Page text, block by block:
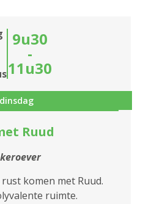
9u30
-
11u30
Ruud
komen met Ruud.
ruimte.